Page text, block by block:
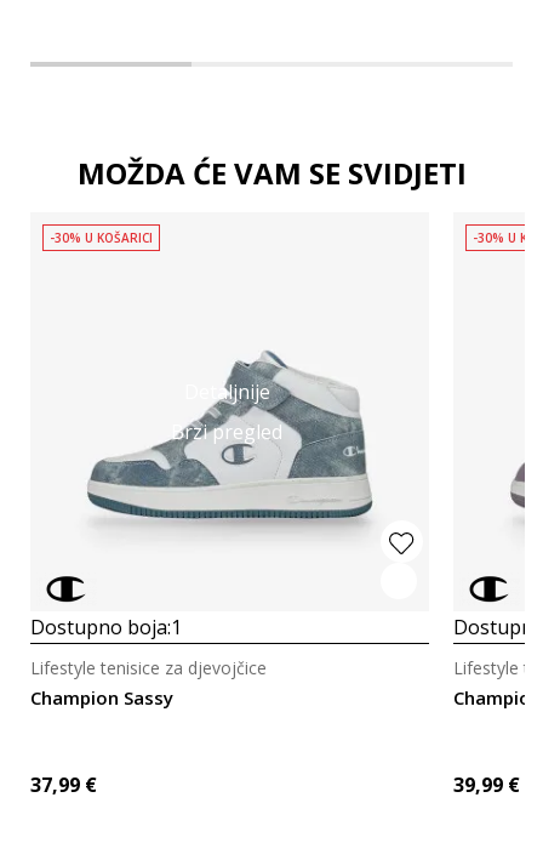
MOŽDA ĆE VAM SE SVIDJETI
Detaljnije
Brzi pregled
-30% U KOŠARICI
Dostupno boja:1
Champion Sassy
Lifestyle tenisice za djevojčice
37,99 €
-30% U
Lifestyle
39,99 €